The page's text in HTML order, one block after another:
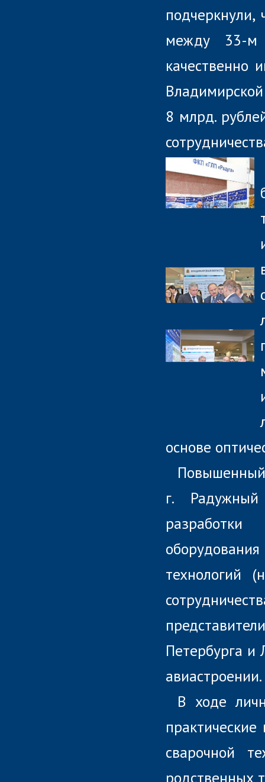
подчеркнули,
между 33-м
качественно
8 млрд.
основе
г.
технологий
Петербурга
авиастроении.
В ходе
сварочной
родственных